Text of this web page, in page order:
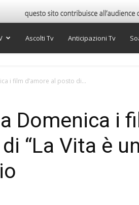
Ascolti Tv Anticipazioni Tv
i film d’amore al posto di...
Domenica i
“La Vita è